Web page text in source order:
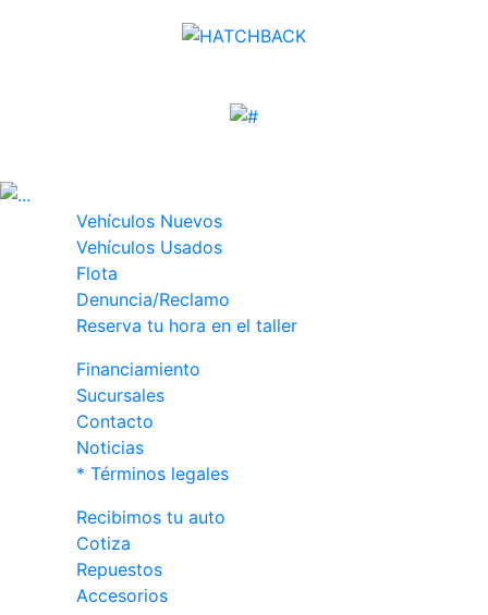
Vehículos Nuevos
Vehículos Usados
Flota
Denuncia/Reclamo
Reserva tu hora en el taller
Financiamiento
Sucursales
Contacto
Noticias
* Términos legales
Recibimos tu auto
Cotiza
Repuestos
Accesorios